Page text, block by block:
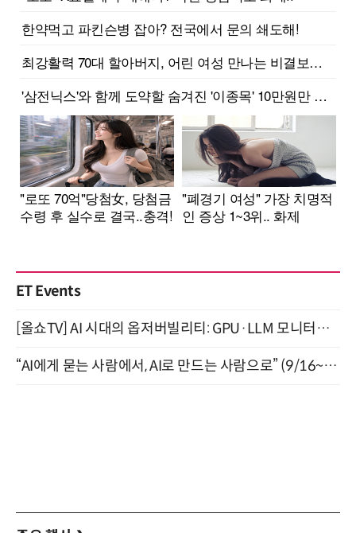
ET Events
[올쇼TV] AI 시대의 옵저버빌리티: GPU·LLM 모니터링부터 AI 기반 장애 대응까지 (8/11 생방송)
“AI에게 묻는 사람에서, AI로 만드는 사람으로” (9/16~17)